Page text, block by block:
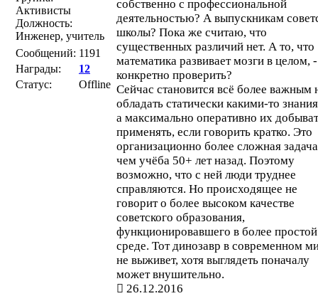
Активисты
Должность:
Инженер, учитель
Сообщений: 1191
Награды:
12
Статус:
Offline
собственно с профессиональной
деятельностью? А выпускникам
школы? Пока же считаю, что
существенных различий нет. А то, что
математика развивает мозги в целом,
конкретно проверить?
Сейчас становится всё более важным
обладать статически какими-то
а максимально оперативно их
применять, если говорить кратко. Это
организационно более сложная
чем учёба 50+ лет назад. Поэтому
возможно, что с ней люди труднее
справляются. Но происходящее не
говорит о более высоком качестве
советского образования,
функционировавшего в более простой
среде. Тот динозавр в современном
не выживет, хотя выглядеть поначалу
может внушительно.
26.12.2016